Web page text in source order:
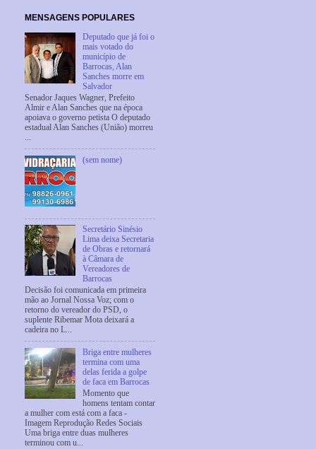
MENSAGENS POPULARES
Deputado que já foi o
mais votado do
município de
Barrocas, Alan
Sanches morre em
Salvador
Senador Jaques Wagner, Prefeito
Almir e Alan Sanches que na época
apoiava o governo petista O deputado
estadual Alan Sanches (União) morreu
...
(sem nome)
Secretário Sinésio
Lima deixa Secretaria
de Obras e retornará
à Câmara de
Vereadores de
Barrocas
Decisão foi comunicada em primeira
mão ao Jornal Nossa Voz; com o
retorno do vereador do PSD, o
suplente Ribemar Mota deixará a
cadeira no L...
Briga entre mulheres
termina com uma
delas ferida a golpe
de faca em Barrocas
Momento que
homens tentam contar
a mulher com está com a faca -
Imagem Reprodução Redes Sociais
Uma briga entre duas mulheres
terminou com u...